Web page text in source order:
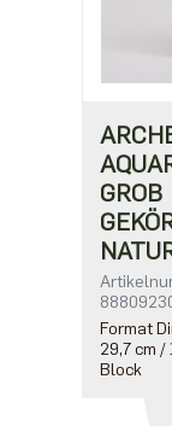
GROB
Format
29,7 cm
Block